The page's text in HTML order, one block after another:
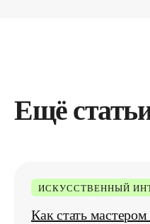
Ещё
ИСКУССТВЕННЫЙ
Как стать